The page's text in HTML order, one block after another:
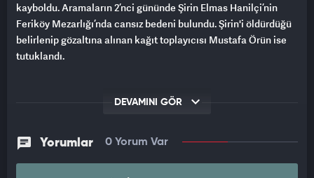
kayboldu. Aramaların 2’nci gününde Şirin Elmas Hanilçi’nin
Feriköy Mezarlığı’nda cansız bedeni bulundu. Şirin'i öldürdüğü
belirlenip gözaltına alınan kağıt toplayıcısı Mustafa Örün ise
tutuklandı.
DEVAMINI GÖR
Yorumlar 0 Yorum Var